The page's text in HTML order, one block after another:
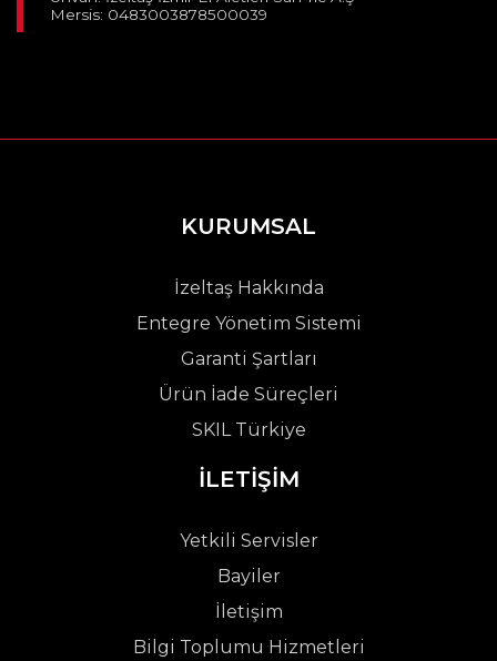
Mersis: 0483003878500039
KURUMSAL
İzeltaş Hakkında
Entegre Yönetim Sistemi
Garanti Şartları
Ürün İade Süreçleri
SKIL Türkiye
İLETİŞİM
Yetkili Servisler
Bayiler
İletişim
Bilgi Toplumu Hizmetleri